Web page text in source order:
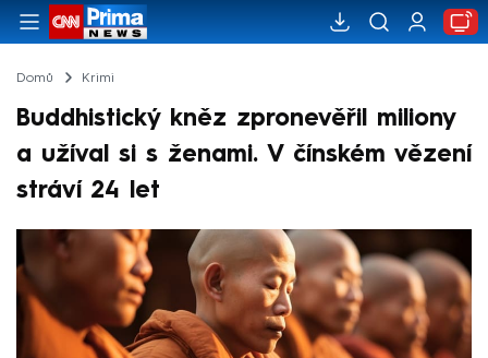
Domů Krimi
Buddhistický kněz zpronevěřil miliony
a užíval si s ženami. V čínském vězení
stráví 24 let